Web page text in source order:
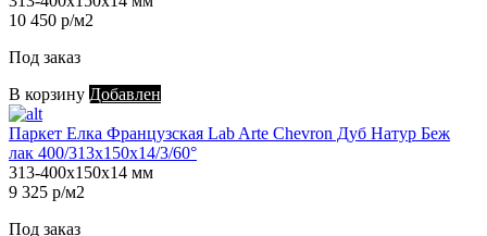
10 450 р/м2
Под заказ
В корзину Добавлен
Паркет Елка Французская Lab Arte Chevron Дуб Натур Беж
лак 400/313х150х14/3/60°
313-400х150х14 мм
9 325 р/м2
Под заказ